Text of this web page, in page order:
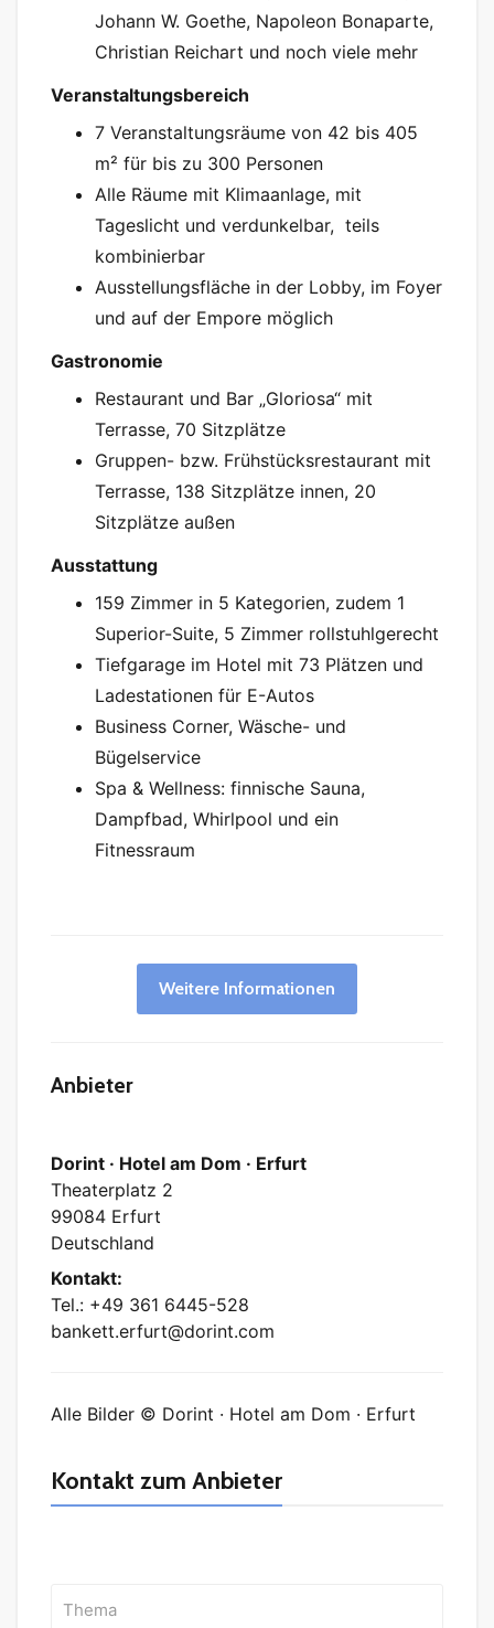
Johann W. Goethe, Napoleon Bonaparte,
Christian Reichart und noch viele mehr
Veranstaltungsbereich
7 Veranstaltungsräume von 42 bis 405
m² für bis zu 300 Personen
Alle Räume mit Klimaanlage, mit
Tageslicht und verdunkelbar, teils
kombinierbar
Ausstellungsfläche in der Lobby, im Foyer
und auf der Empore möglich
Gastronomie
Restaurant und Bar „Gloriosa“ mit
Terrasse, 70 Sitzplätze
Gruppen- bzw. Frühstücksrestaurant mit
Terrasse, 138 Sitzplätze innen, 20
Sitzplätze außen
Ausstattung
159 Zimmer in 5 Kategorien, zudem 1
Superior-Suite, 5 Zimmer rollstuhlgerecht
Tiefgarage im Hotel mit 73 Plätzen und
Ladestationen für E-Autos
Business Corner, Wäsche- und
Bügelservice
Spa & Wellness: finnische Sauna,
Dampfbad, Whirlpool und ein
Fitnessraum
Weitere Informationen
Anbieter
Dorint · Hotel am Dom · Erfurt
Theaterplatz 2
99084 Erfurt
Deutschland
Kontakt:
Tel.: +49 361 6445-528
bankett.erfurt@dorint.com
Alle Bilder © Dorint · Hotel am Dom · Erfurt
Kontakt zum Anbieter